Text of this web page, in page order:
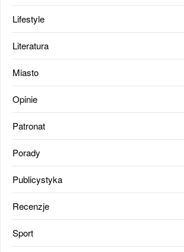
Lifestyle
Literatura
Miasto
Opinie
Patronat
Porady
Publicystyka
Recenzje
Sport